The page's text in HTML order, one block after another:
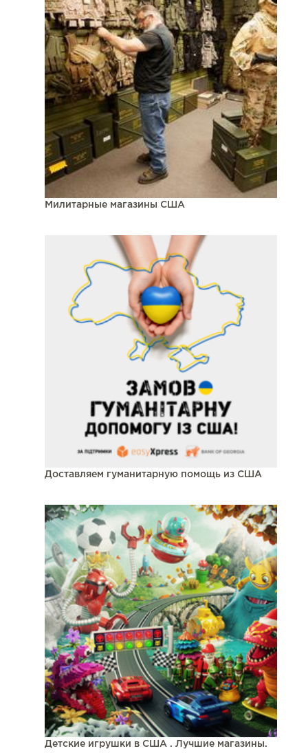
Милитарные магазины США
Доставляем гуманитарную помощь из США
Детские игрушки в США . Лучшие магазины.